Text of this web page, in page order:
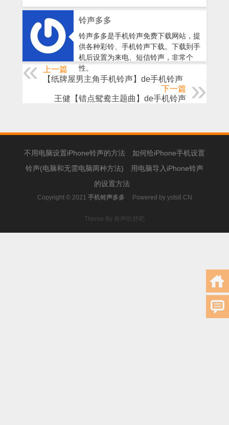
铃声多多
铃声多多是手机铃声免费下载网站，提
供各种彩铃、手机铃声下载。下载到手
机后设置为来电、短信铃声，非常个
性。
上一篇
【纸牌屋男主角手机铃声】de手机铃声
下一篇
王健【错点鸳鸯主题曲】de手机铃声
不用电脑设置iPhone铃声的方法
如何给iPhone手机设置
铃声(电脑和无需电脑两种方法)
用电脑导入iPhone铃声
的设置方法
Copyright © 2021 手机铃声多多 Powered by ysts8.CN
Theme By 有声听舒吧